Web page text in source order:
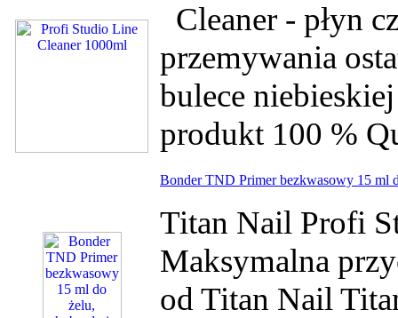
Cleaner - płyn
przemywania
bulece
produkt 100 %
Bonder TND Primer bezkwasowy 15 ml
Titan Nail Profi
Maksymalna
od Titan Nail